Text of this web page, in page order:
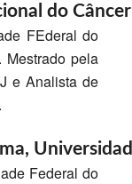
do Câncer
FEderal do
pela
e Analista de
Federal do